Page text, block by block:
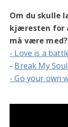
Om du skulle
kjæresten for
må være med?
- Love is a
- Break My
- Go your own